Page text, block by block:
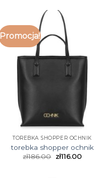
Promocja!
TOREBKA SHOPPER OCHNIK
torebka shopper ochnik
zł186.00 zł116.00